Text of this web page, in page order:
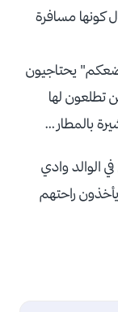
كونها مسافرة
يحتاجيون
تطلعون لها
بالمطار …
الوالد وادي
راحتهم